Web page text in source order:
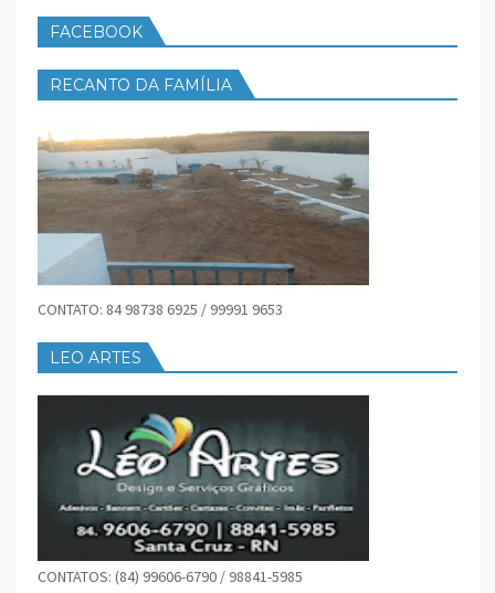
FACEBOOK
RECANTO DA FAMÍLIA
CONTATO: 84 98738 6925 / 99991 9653
LEO ARTES
CONTATOS: (84) 99606-6790 / 98841-5985